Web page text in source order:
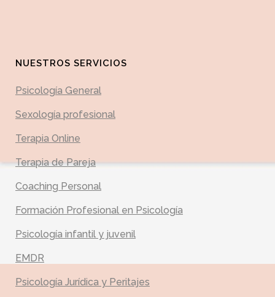
NUESTROS SERVICIOS
Psicología General
Sexología profesional
Terapia Online
Terapia de Pareja
Coaching Personal
Formación Profesional en Psicología
Psicología infantil y juvenil
EMDR
Psicología Jurídica y Peritajes